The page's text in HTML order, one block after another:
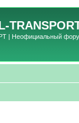
форум